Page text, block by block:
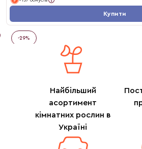
Купити
-29%
Найбільший
асортимент
кімнатних рослин в
Україні